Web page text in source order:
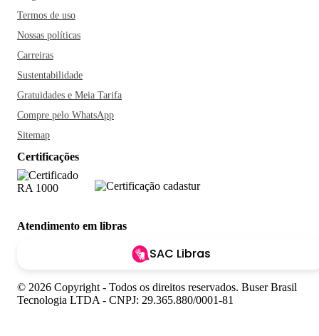
Termos de uso
Nossas políticas
Carreiras
Sustentabilidade
Gratuidades e Meia Tarifa
Compre pelo WhatsApp
Sitemap
Certificações
Atendimento em libras
SAC Libras
© 2026 Copyright - Todos os direitos reservados. Buser Brasil
Tecnologia LTDA - CNPJ: 29.365.880/0001-81